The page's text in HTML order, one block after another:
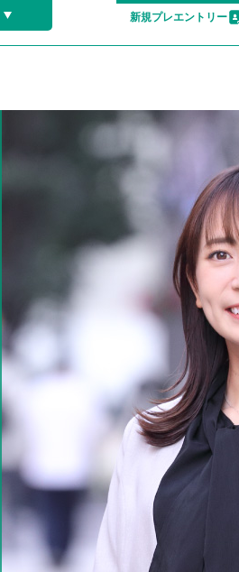
新規プレエントリー